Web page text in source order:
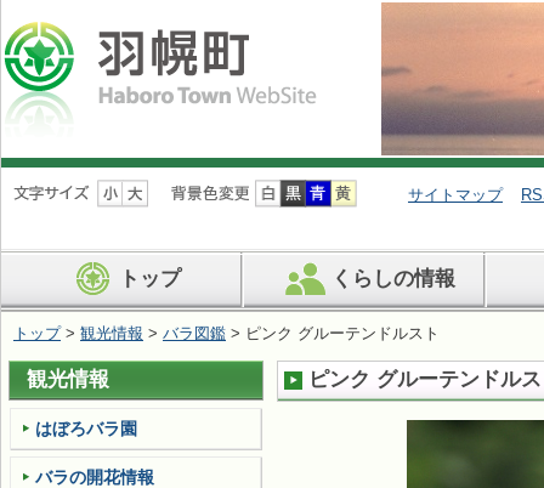
ナ
ビ
ン
を
ば
す
サイトマップ
トップ くらしの情報
トップ> 観光情報 > バラ図鑑 > ピンク グルーテンドルスト
ピンク グルーテンドル
観光情報
はぼろバラ園
バラの開花情報